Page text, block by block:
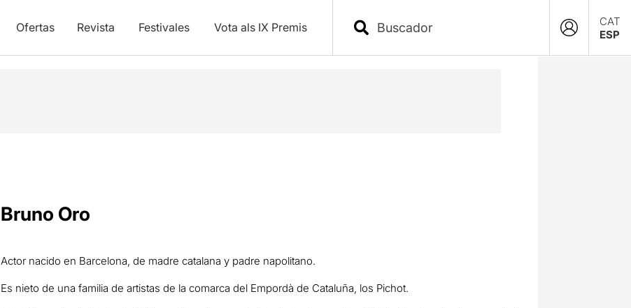
Ofertas Revista Festivales Vota als IX Premis
CAT
ESP
Bruno Oro
Actor nacido en Barcelona, ​​de madre catalana y padre napolitano.
Es nieto de una familia de artistas de la comarca del Empordà de Cataluña, los Pichot.